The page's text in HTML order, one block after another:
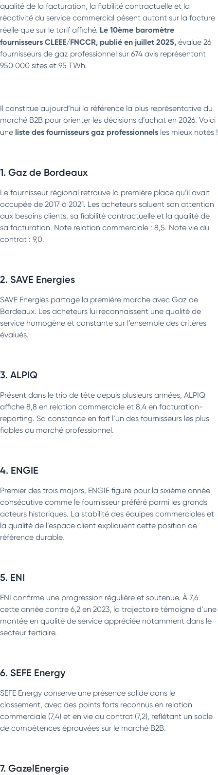
qualité de la facturation, la fiabilité contractuelle et la
réactivité du service commercial pèsent autant sur la facture
réelle que sur le tarif affiché. Le 10ème baromètre
fournisseurs CLEEE/FNCCR, publié en juillet 2025, évalue 26
fournisseurs de gaz professionnel sur 674 avis représentant
950 000 sites et 95 TWh.
Il constitue aujourd’hui la référence la plus représentative du
marché B2B pour orienter les décisions d’achat en 2026. Voici
une liste des fournisseurs gaz professionnels les mieux notés !
1. Gaz de Bordeaux
Le fournisseur régional retrouve la première place qu’il avait
occupée de 2017 à 2021. Les acheteurs saluent son attention
aux besoins clients, sa fiabilité contractuelle et la qualité de
sa facturation. Note relation commerciale : 8,5. Note vie du
contrat : 9,0.
2. SAVE Energies
SAVE Energies partage la première marche avec Gaz de
Bordeaux. Les acheteurs lui reconnaissent une qualité de
service homogène et constante sur l’ensemble des critères
évalués.
3. ALPIQ
Présent dans le trio de tête depuis plusieurs années, ALPIQ
affiche 8,8 en relation commerciale et 8,4 en facturation-
reporting. Sa constance en fait l’un des fournisseurs les plus
fiables du marché professionnel.
4. ENGIE
Premier des trois majors, ENGIE figure pour la sixième année
consécutive comme le fournisseur préféré parmi les grands
acteurs historiques. La stabilité des équipes commerciales et
la qualité de l’espace client expliquent cette position de
référence durable.
5. ENI
ENI confirme une progression régulière et soutenue. À 7,6
cette année contre 6,2 en 2023, la trajectoire témoigne d’une
montée en qualité de service appréciée notamment dans le
secteur tertiaire.
6. SEFE Energy
SEFE Energy conserve une présence solide dans le
classement, avec des points forts reconnus en relation
commerciale (7,4) et en vie du contrat (7,2), reflétant un socle
de compétences éprouvées sur le marché B2B.
7. GazelEnergie